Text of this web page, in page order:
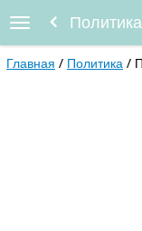
Политика
Главная Политика